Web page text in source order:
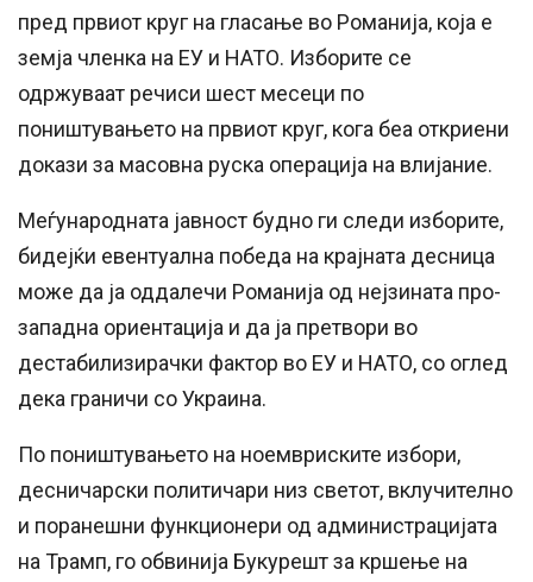
пред првиот круг на гласање во Романија, која е
земја членка на ЕУ и НАТО. Изборите се
одржуваат речиси шест месеци по
поништувањето на првиот круг, кога беа откриени
докази за масовна руска операција на влијание.
Меѓународната јавност будно ги следи изборите,
бидејќи евентуална победа на крајната десница
може да ја оддалечи Романија од нејзината про-
западна ориентација и да ја претвори во
дестабилизирачки фактор во ЕУ и НАТО, со оглед
дека граничи со Украина.
По поништувањето на ноемвриските избори,
десничарски политичари низ светот, вклучително
и поранешни функционери од администрацијата
на Трамп, го обвинија Букурешт за кршење на